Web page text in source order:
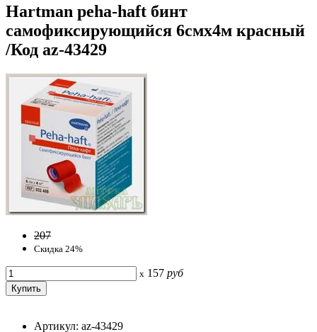
Hartman peha-haft бинт
самофиксирующийся 6смх4м красный
/Код az-43429
207
Скидка 24%
x 157 руб
Артикул: az-43429